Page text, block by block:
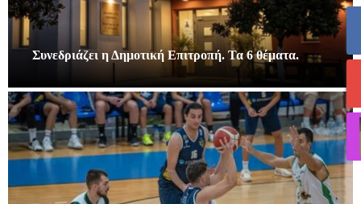
Συνεδριάζει η Δημοτική Επιτροπή. Τα 6 θέματα.